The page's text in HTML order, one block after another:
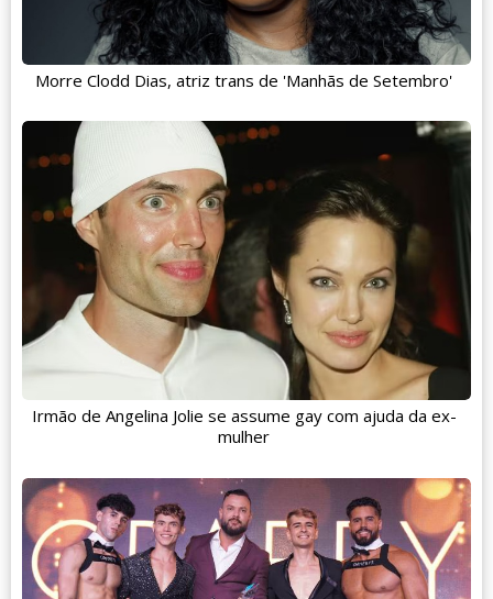
Morre Clodd Dias, atriz trans de 'Manhãs de Setembro'
Irmão de Angelina Jolie se assume gay com ajuda da ex-
mulher